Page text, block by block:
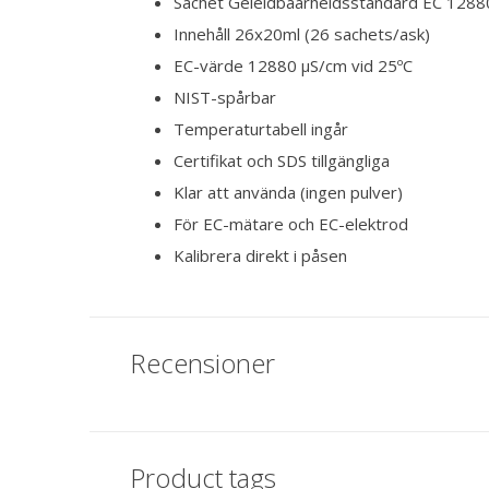
Innehåll 26x20ml (26 sachets/ask)
EC-värde 12880 µS/cm vid 25ºC
NIST-spårbar
Temperaturtabell ingår
Certifikat och SDS tillgängliga
Klar att använda (ingen pulver)
För EC-mätare och EC-elektrod
Kalibrera direkt i påsen
Recensioner
Product tags